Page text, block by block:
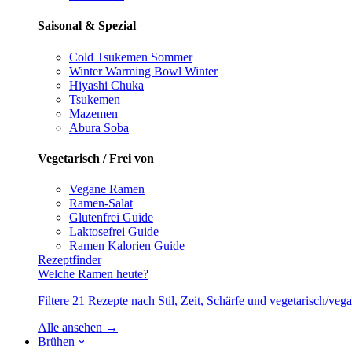
Saisonal & Spezial
Cold Tsukemen Sommer
Winter Warming Bowl Winter
Hiyashi Chuka
Tsukemen
Mazemen
Abura Soba
Vegetarisch / Frei von
Vegane Ramen
Ramen-Salat
Glutenfrei Guide
Laktosefrei Guide
Ramen Kalorien Guide
Rezeptfinder
Welche Ramen heute?
Filtere 21 Rezepte nach Stil, Zeit, Schärfe und vegetarisch/
Alle ansehen →
Brühen